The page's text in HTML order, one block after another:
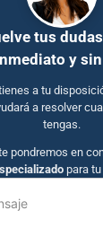
tus
y
a tu
a resolver
tengas.
pondremos en
para tu